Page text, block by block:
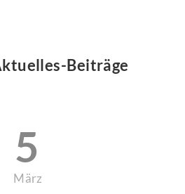
Beiträge
5
März